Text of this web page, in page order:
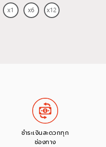
ชำระเงินสะดวกทุก
ช่องทาง